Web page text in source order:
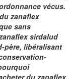
vécus.
zanaflex
sans
sirdalud
père, libéralisant
du zanaflex